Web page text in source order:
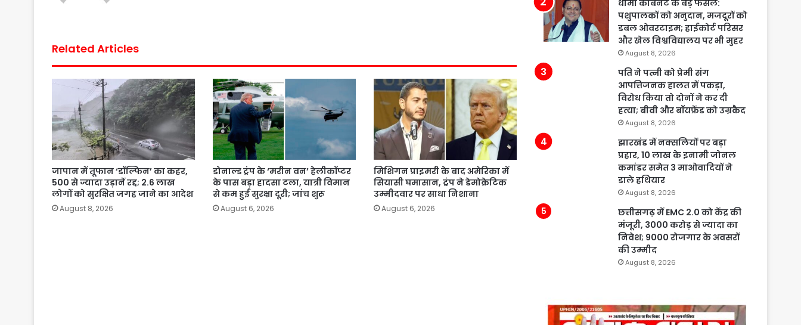
Related Articles
जापान में तूफान ‘डॉल्फिन’ का कहर,
500 से ज्यादा उड़ानें रद्द; 2.6 लाख
लोगों को सुरक्षित जगह जाने का आदेश
August 8, 2026
डोनाल्ड ट्रंप के ‘मरीन वन’ हेलीकॉप्टर
के पास बड़ा हादसा टला, यात्री विमान
से कम हुई सुरक्षा दूरी; जांच शुरू
August 6, 2026
मिशिगन प्राइमरी के बाद अमेरिका में
सियासी घमासान, ट्रंप ने डेमोक्रेटिक
उम्मीदवार पर साधा निशाना
August 6, 2026
धामी कैबिनेट के बड़े फैसले:
पशुपालकों को अनुदान, मजदूरों को
डबल ओवरटाइम; हाईकोर्ट परिसर
और खेल विश्वविद्यालय पर भी मुहर
August 8, 2026
पति ने पत्नी को प्रेमी संग
आपत्तिजनक हालत में पकड़ा,
विरोध किया तो दोनों ने कर दी
हत्या; बीवी और बॉयफ्रेंड को उम्रकैद
August 8, 2026
झारखंड में नक्सलियों पर बड़ा
प्रहार, 10 लाख के इनामी जोनल
कमांडर समेत 3 माओवादियों ने
डाले हथियार
August 8, 2026
छत्तीसगढ़ में EMC 2.0 को केंद्र की
मंजूरी, 3000 करोड़ से ज्यादा का
निवेश; 9000 रोजगार के अवसरों
की उम्मीद
August 8, 2026